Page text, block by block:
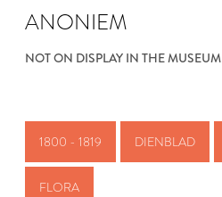
ANONIEM
NOT ON DISPLAY IN THE MUSEUM
1800 - 1819 DIENBLAD
FLORA